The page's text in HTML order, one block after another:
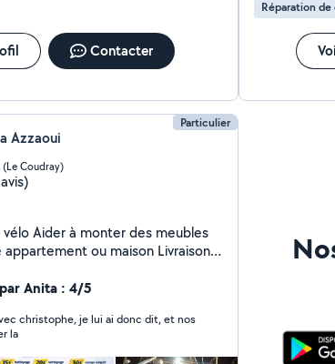
Contacter
Réparation
Particulier
Azzaoui
(Le Coudray)
meubles
ou maison Livraison
Nettoyage voiture Rénovation de phare
Anita : 4/5
christophe, je lui ai donc dit, et nos
la